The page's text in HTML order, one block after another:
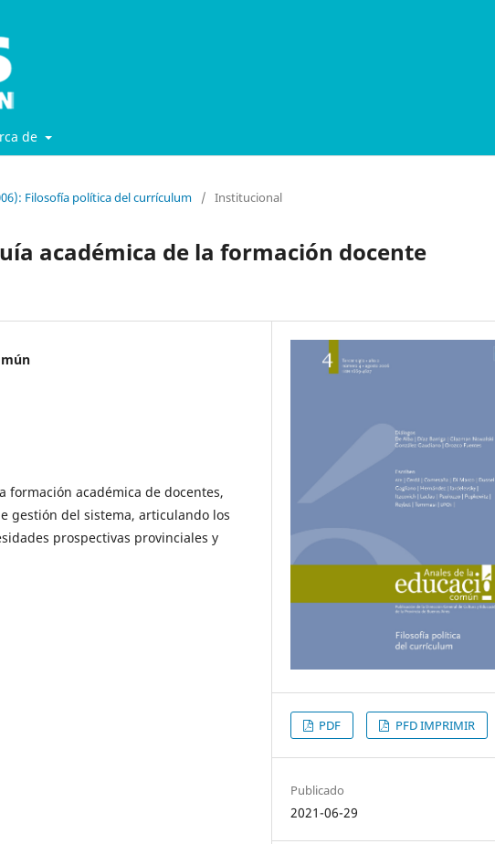
de
Filosofía política del currículum / Institucional
académica de la formación docente
formación académica de docentes,
gestión del sistema, articulando los
prospectivas provinciales y
PDF PFD IMPRIMIR
Publicado
2021-06-29